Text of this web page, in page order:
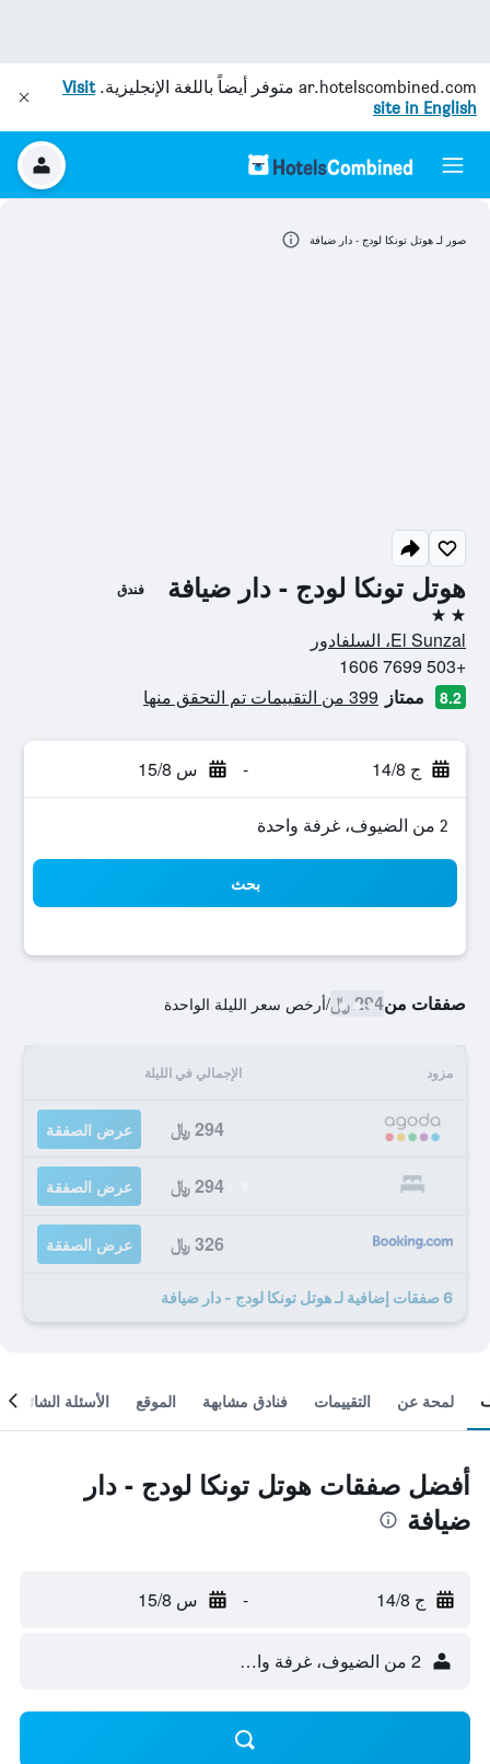
ar.hotelscombined.com متوفر أيضاً باللغة الإنجليزية.Visit
site in English
هوتل تونكا لودج - دار ضيافة فندق
2 نجمتين
El Sunzal، السلفادور
+503 7699 1606
8.2 ممتاز 399 من التقييمات تم التحقق منها
ج 14/8 - س 15/8
2 من الضيوف، غرفة واحدة
بحث
صفقات من294 ﷼ /أرخص سعر الليلة الواحدة
مزود الإجمالي في الليلة
294 ﷼ عرض الصفقة
294 ﷼ عرض الصفقة
326 ﷼ عرض الصفقة
6 صفقات إضافية لـ هوتل تونكا لودج - دار ضيافة
صور لـ هوتل تونكا لودج - دار ضيافة
لمحة عن التقييمات فنادق مشابهة الموقع الأسئلة الشائعة
أفضل صفقات هوتل تونكا لودج - دار
ضيافة
ج 14/8 - س 15/8
2 من الضيوف، غرفة واحدة